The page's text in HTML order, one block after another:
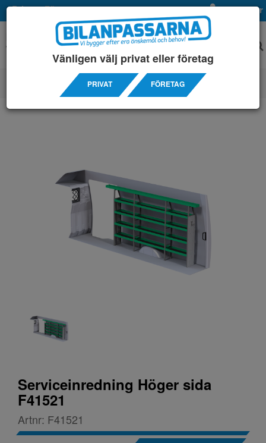
Privat Företag Mina sidor
SERVICEINREDNINGAR/ IVECO / DAILY 18M3 14-
Serviceinredning Höger sida
F41521
Artnr: F41521
Vänligen välj privat eller företag
PRIVAT FÖRETAG